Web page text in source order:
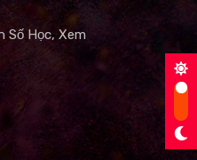
Số Học, Xem